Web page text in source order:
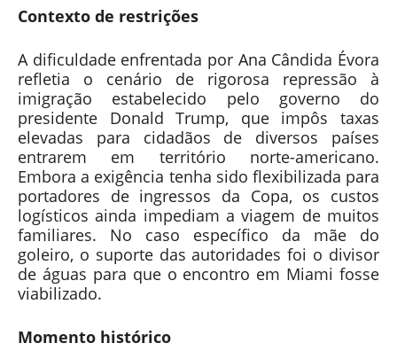
Contexto de restrições
A dificuldade enfrentada por Ana Cândida Évora
refletia o cenário de rigorosa repressão à
imigração estabelecido pelo governo do
presidente Donald Trump, que impôs taxas
elevadas para cidadãos de diversos países
entrarem em território norte-americano.
Embora a exigência tenha sido flexibilizada para
portadores de ingressos da Copa, os custos
logísticos ainda impediam a viagem de muitos
familiares. No caso específico da mãe do
goleiro, o suporte das autoridades foi o divisor
de águas para que o encontro em Miami fosse
viabilizado.
Momento histórico